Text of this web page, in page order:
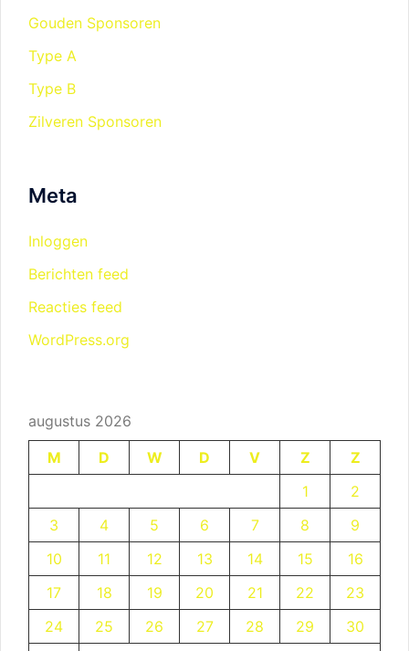
Gouden Sponsoren
Type A
Type B
Zilveren Sponsoren
Meta
Inloggen
Berichten feed
Reacties feed
WordPress.org
augustus 2026
M
D W D V Z
Z
1
2
3
4 5 6 7 8
9
10
11 12 13 14 15
16
17
18 19 20 21 22
23
24
25 26 27 28 29 30